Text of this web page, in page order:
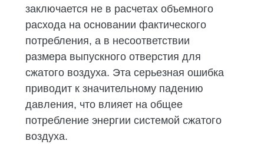
заключается не в расчетах объемного
расхода на основании фактического
потребления, а в несоответствии
размера выпускного отверстия для
сжатого воздуха. Эта серьезная ошибка
приводит к значительному падению
давления, что влияет на общее
потребление энергии системой сжатого
воздуха.